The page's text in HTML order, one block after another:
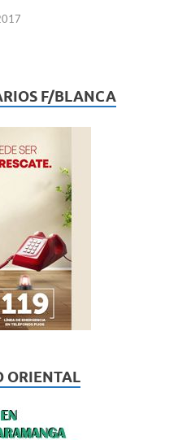
F/BLANCA
ORIENTAL